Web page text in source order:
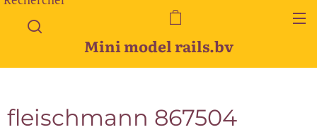
Mini model rails.bv
fleischmann 867504